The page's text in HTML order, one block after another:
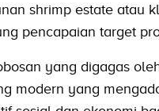
shrimp estate atau
pencapaian target
yang digagas
modern yang